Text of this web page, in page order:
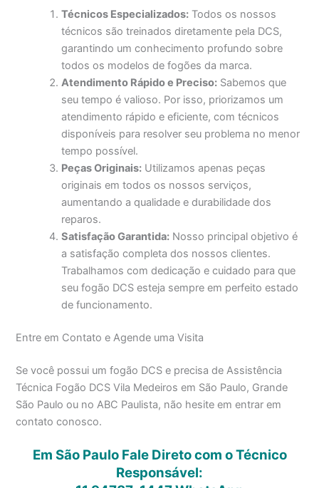
Técnicos Especializados: Todos os nossos
técnicos são treinados diretamente pela DCS,
garantindo um conhecimento profundo sobre
todos os modelos de fogões da marca.
Atendimento Rápido e Preciso: Sabemos que
seu tempo é valioso. Por isso, priorizamos um
atendimento rápido e eficiente, com técnicos
disponíveis para resolver seu problema no menor
tempo possível.
Peças Originais: Utilizamos apenas peças
originais em todos os nossos serviços,
aumentando a qualidade e durabilidade dos
reparos.
Satisfação Garantida: Nosso principal objetivo é
a satisfação completa dos nossos clientes.
Trabalhamos com dedicação e cuidado para que
seu fogão DCS esteja sempre em perfeito estado
de funcionamento.
Entre em Contato e Agende uma Visita
Se você possui um fogão DCS e precisa de Assistência
Técnica Fogão DCS Vila Medeiros em São Paulo, Grande
São Paulo ou no ABC Paulista, não hesite em entrar em
contato conosco.
Em São Paulo Fale Direto com o Técnico
Responsável: